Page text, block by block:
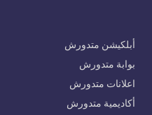
أبلكيشن متدورش
بوابة متدورش
اعلانات متدورش
أكاديمية متدورش